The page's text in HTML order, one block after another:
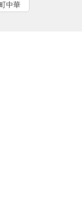
中華